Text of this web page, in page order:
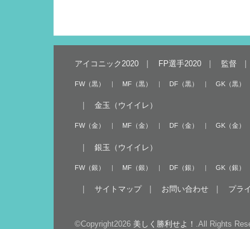
アイコニック2020 FP選手2020 監督
FW（黒） MF（黒） DF（黒） GK（黒）
金玉（ウイイレ）
FW（金） MF（金） DF（金） GK（金）
銀玉（ウイイレ）
FW（銀） MF（銀） DF（銀） GK（銀）
サイトマップ お問い合わせ プラ
©Copyright2026 美しく勝利せよ！ .All Rights